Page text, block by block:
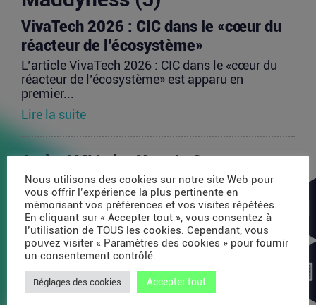
VivaTech 2026 : CIC dans le «cœur du
réacteur de l’écosystème»
L’article VivaTech 2026 : CIC dans le «cœur du
réacteur de l’écosystème» est apparu en
premier...
Lire la suite
Après AMI Labs, Yann LeCun veut
lancer un fonds de 200 millions d’euros
dédié à l’IA
L’article Après AMI Labs, Yann LeCun veut lancer
un fonds de 200 millions d’euros dédié à l’IA
est...
Lire la suite
Nous utilisons des cookies sur notre site Web pour
vous offrir l’expérience la plus pertinente en
mémorisant vos préférences et vos visites répétées.
En cliquant sur « Accepter tout », vous consentez à
l’utilisation de TOUS les cookies. Cependant, vous
pouvez visiter « Paramètres des cookies » pour fournir
un consentement contrôlé.
Réglages des cookies Accepter tout